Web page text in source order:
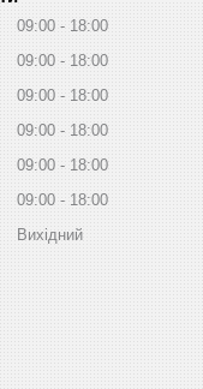
09:00
18:00
09:00
18:00
09:00
18:00
09:00
18:00
09:00
18:00
09:00
18:00
Вихідний